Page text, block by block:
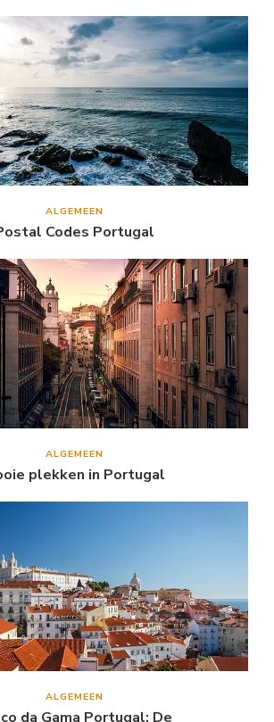
ALGEMEEN
Codes Portugal
ALGEMEEN
plekken in Portugal
ALGEMEEN
da Gama Portugal: De